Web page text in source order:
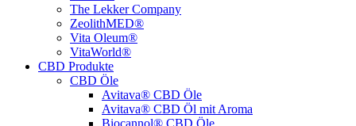
The Lekker Company
ZeolithMED®
Vita Oleum®
VitaWorld®
CBD Produkte
CBD Öle
Avitava® CBD Öle
Avitava® CBD Öl mit Aroma
Biocannol® CBD Öle